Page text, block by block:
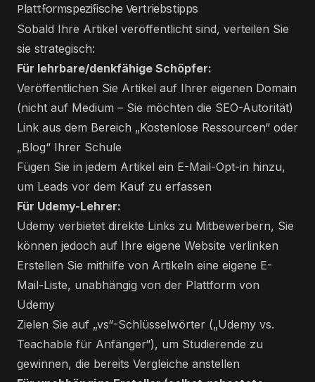
Plattformspezifische Vertriebstipps
Sobald Ihre Artikel veröffentlicht sind, verteilen Sie
sie strategisch:
Für lehrbare/denkfähige Schöpfer:
Veröffentlichen Sie Artikel auf Ihrer eigenen Domain
(nicht auf Medium – Sie möchten die SEO-Autorität)
Link aus dem Bereich „Kostenlose Ressourcen“ oder
„Blog“ Ihrer Schule
Fügen Sie in jedem Artikel ein E-Mail-Opt-in hinzu,
um Leads vor dem Kauf zu erfassen
Für Udemy-Lehrer:
Udemy verbietet direkte Links zu Mitbewerbern, Sie
können jedoch auf Ihre eigene Website verlinken
Erstellen Sie mithilfe von Artikeln eine eigene E-
Mail-Liste, unabhängig von der Plattform von
Udemy
Zielen Sie auf „vs“-Schlüsselwörter („Udemy vs.
Teachable für Anfänger“), um Studierende zu
gewinnen, die bereits Vergleiche anstellen